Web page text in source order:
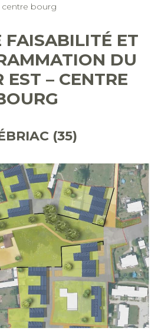
centre bourg
FAISABILITÉ ET
DU
EST – CENTRE
(35)